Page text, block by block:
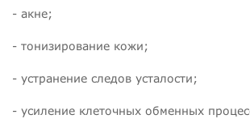
- акне;
- тонизирование кожи;
- устранение следов усталости;
- усиление клеточных обменных